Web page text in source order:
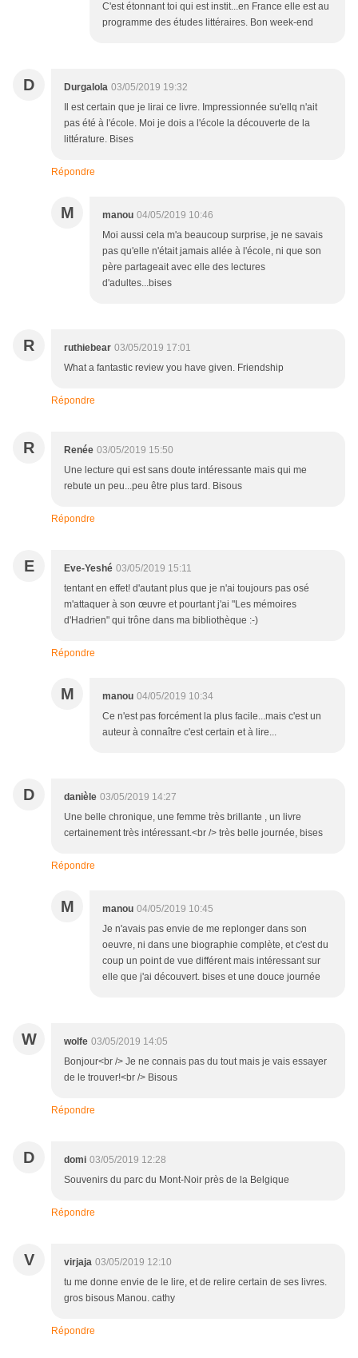
C'est étonnant toi qui est instit...en France elle est au
programme des études littéraires. Bon week-end
D Durgalola 03/05/2019 19:32
Il est certain que je lirai ce livre. Impressionnée su'ellq n'ait
pas été à l'école. Moi je dois a l'école la découverte de la
littérature. Bises
Répondre
M manou 04/05/2019 10:46
Moi aussi cela m'a beaucoup surprise, je ne savais
pas qu'elle n'était jamais allée à l'école, ni que son
père partageait avec elle des lectures
d'adultes...bises
R ruthiebear 03/05/2019 17:01
What a fantastic review you have given. Friendship
Répondre
R Renée 03/05/2019 15:50
Une lecture qui est sans doute intéressante mais qui me
rebute un peu...peu être plus tard. Bisous
Répondre
E Eve-Yeshé 03/05/2019 15:11
tentant en effet! d'autant plus que je n'ai toujours pas osé
m'attaquer à son œuvre et pourtant j'ai "Les mémoires
d'Hadrien" qui trône dans ma bibliothèque :-)
Répondre
M manou 04/05/2019 10:34
Ce n'est pas forcément la plus facile...mais c'est un
auteur à connaître c'est certain et à lire...
D danièle 03/05/2019 14:27
Une belle chronique, une femme très brillante , un livre
certainement très intéressant.<br /> très belle journée, bises
Répondre
M manou 04/05/2019 10:45
Je n'avais pas envie de me replonger dans son
oeuvre, ni dans une biographie complète, et c'est du
coup un point de vue différent mais intéressant sur
elle que j'ai découvert. bises et une douce journée
W wolfe 03/05/2019 14:05
Bonjour<br /> Je ne connais pas du tout mais je vais essayer
de le trouver!<br /> Bisous
Répondre
D domi 03/05/2019 12:28
Souvenirs du parc du Mont-Noir près de la Belgique
Répondre
V virjaja 03/05/2019 12:10
tu me donne envie de le lire, et de relire certain de ses livres.
gros bisous Manou. cathy
Répondre